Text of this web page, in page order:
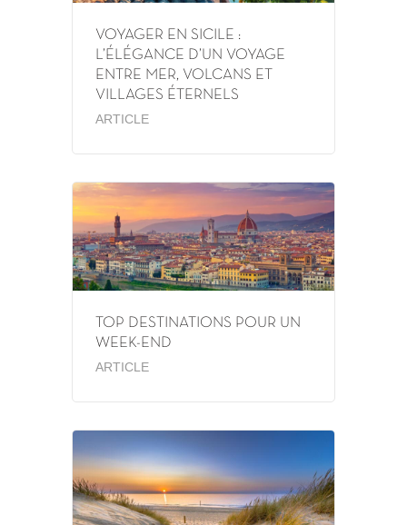
VOYAGER EN SICILE :
L’ÉLÉGANCE D’UN VOYAGE
ENTRE MER, VOLCANS ET
VILLAGES ÉTERNELS
ARTICLE
TOP DESTINATIONS POUR UN
WEEK-END
ARTICLE